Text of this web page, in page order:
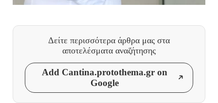
Δείτε περισσότερα άρθρα μας στα
αποτελέσματα αναζήτησης
Add Cantina.protothema.gr on
Google